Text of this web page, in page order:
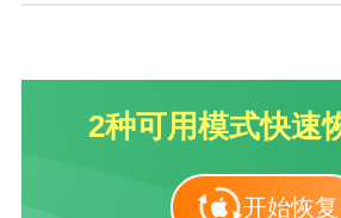
2种可用模式快速
开始恢复